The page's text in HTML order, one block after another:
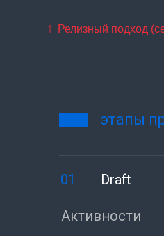
Релизный подход
↑
01 Draft
Активности
этапы